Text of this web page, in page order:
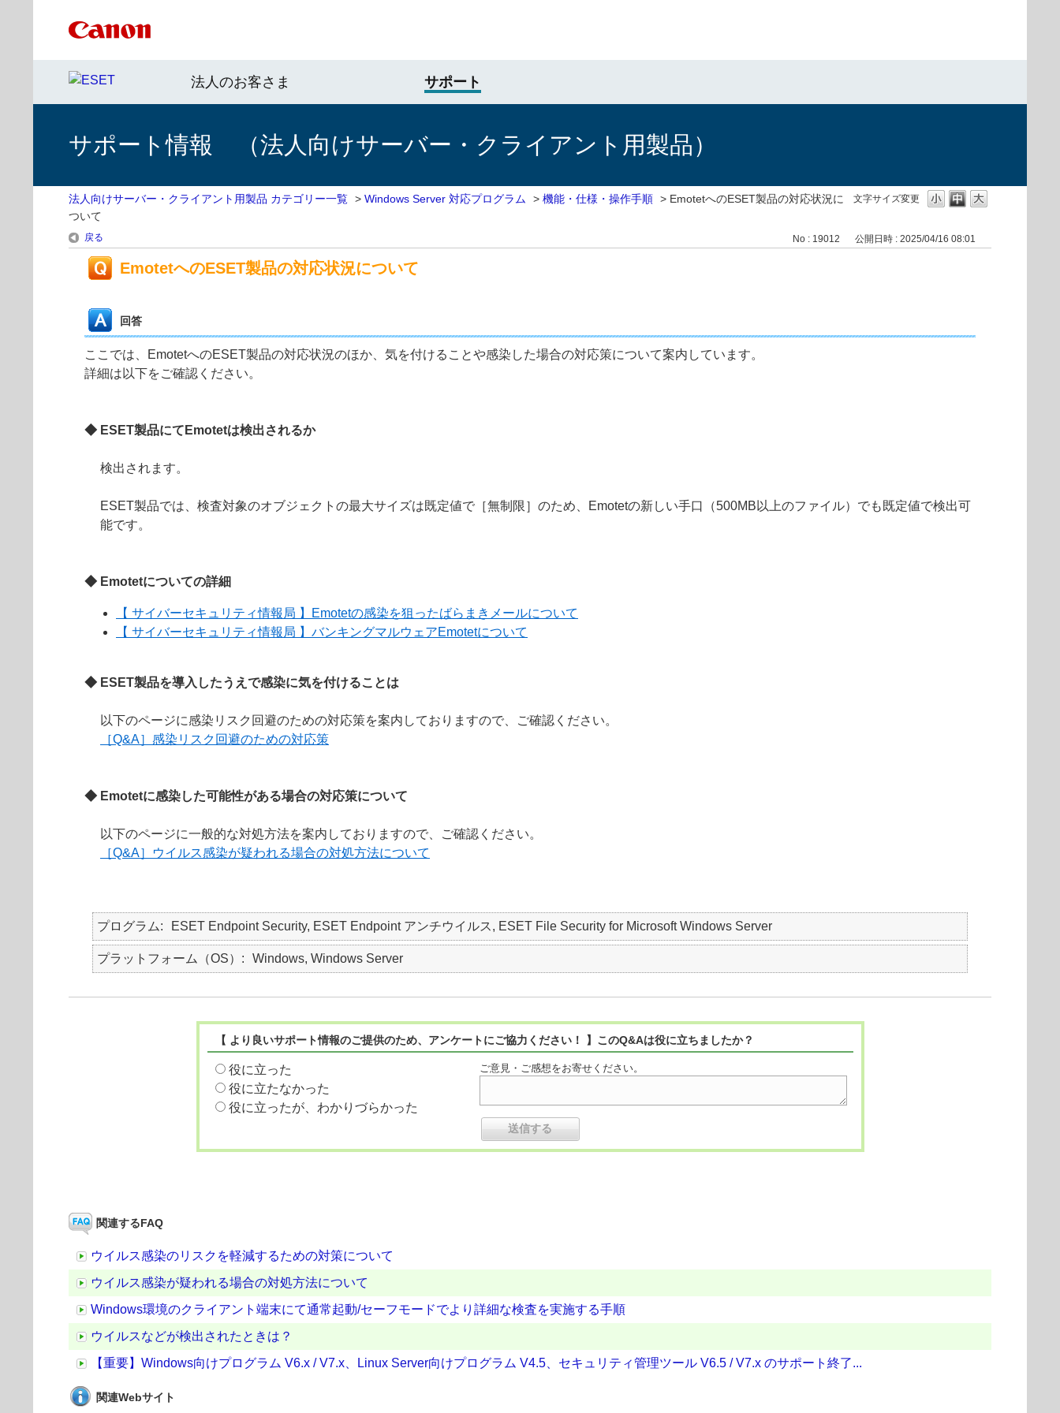
法人のお客さま サポート
サポート情報 （法人向けサーバー・クライアント用製品）
文字サイズ変更
法人向けサーバー・クライアント用製品 カテゴリー一覧 > Windows Server 対応プログラム > 機能・仕様・操作手順 > EmotetへのESET製品の対応状況に
ついて
戻る No : 19012 公開日時 : 2025/04/16 08:01
EmotetへのESET製品の対応状況について
回答
ここでは、EmotetへのESET製品の対応状況のほか、気を付けることや感染した場合の対応策について案内しています。
詳細は以下をご確認ください。
◆ ESET製品にてEmotetは検出されるか
検出されます。
ESET製品では、検査対象のオブジェクトの最大サイズは既定値で［無制限］のため、Emotetの新しい手口（500MB以上のファイル）でも既定値で検出可
能です。
◆ Emotetについての詳細
【 サイバーセキュリティ情報局 】Emotetの感染を狙ったばらまきメールについて
【 サイバーセキュリティ情報局 】バンキングマルウェアEmotetについて
◆ ESET製品を導入したうえで感染に気を付けることは
以下のページに感染リスク回避のための対応策を案内しておりますので、ご確認ください。
［Q&A］感染リスク回避のための対応策
◆ Emotetに感染した可能性がある場合の対応策について
以下のページに一般的な対処方法を案内しておりますので、ご確認ください。
［Q&A］ウイルス感染が疑われる場合の対処方法について
プログラム ESET Endpoint Security, ESET Endpoint アンチウイルス, ESET File Security for Microsoft Windows Server
プラットフォーム（OS） Windows, Windows Server
【 より良いサポート情報のご提供のため、アンケートにご協力ください！ 】このQ&Aは役に立ちましたか？
役に立った
役に立たなかった
役に立ったが、わかりづらかった
ご意見・ご感想をお寄せください。
関連するFAQ
ウイルス感染のリスクを軽減するための対策について
ウイルス感染が疑われる場合の対処方法について
Windows環境のクライアント端末にて通常起動/セーフモードでより詳細な検査を実施する手順
ウイルスなどが検出されたときは？
【重要】Windows向けプログラム V6.x / V7.x、Linux Server向けプログラム V4.5、セキュリティ管理ツール V6.5 / V7.x のサポート終了...
関連Webサイト